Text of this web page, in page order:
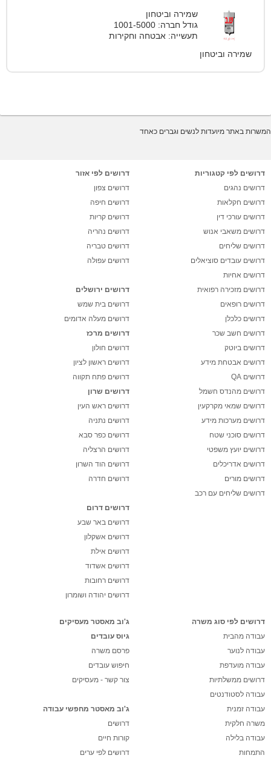
שמירה וביטחון
גודל חברה: 1001-5000
תעשייה: אבטחה וחקירות
שמירה וביטחון
המשרות באתר מיועדות לנשים וגברים כאחד
דרושים לפי קטגוריות
דרושים נהגים
דרושים חקלאות
דרושים עורכי דין
דרושים משאבי אנוש
דרושים שליחים
דרושים עובדים סוציאלים
דרושים אחיות
דרושים מזכירה רפואית
דרושים רופאים
דרושים כלכלן
דרושים חשב שכר
דרושים ביוטק
דרושים אבטחת מידע
דרושים QA
דרושים מהנדס חשמל
דרושים שמאי מקרקעין
דרושים מערכות מידע
דרושים סוכני שטח
דרושים יועץ משפטי
דרושים אדריכלים
דרושים מורים
דרושים שליחים עם רכב
דרושים לפי אזור
דרושים צפון
דרושים חיפה
דרושים קריות
דרושים נהריה
דרושים טבריה
דרושים עפולה
דרושים ירושלים
דרושים בית שמש
דרושים מעלה אדומים
דרושים מרכז
דרושים חולון
דרושים ראשון לציון
דרושים פתח תקווה
דרושים שרון
דרושים ראש העין
דרושים נתניה
דרושים כפר סבא
דרושים הרצליה
דרושים הוד השרון
דרושים חדרה
דרושים דרום
דרושים באר שבע
דרושים אשקלון
דרושים אילת
דרושים אשדוד
דרושים רחובות
דרושים יהודה ושומרון
דרושים לפי סוג משרה
עבודה מהבית
עבודה לנוער
עבודה מועדפת
דרושים ממשלתיות
עבודה לסטודנטים
עבודה זמנית
משרה חלקית
עבודה בלילה
התמחות
ג'וב מאסטר מעסיקים
גיוס עובדים
פרסם משרה
חיפוש עובדים
צור קשר - מעסיקים
ג'וב מאסטר מחפשי עבודה
דרושים
קורות חיים
דרושים לפי ערים